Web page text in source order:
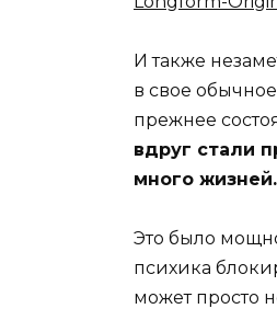
И также
в свое
прежнее
вдруг стали
много жизней.
Это было
психика
может просто